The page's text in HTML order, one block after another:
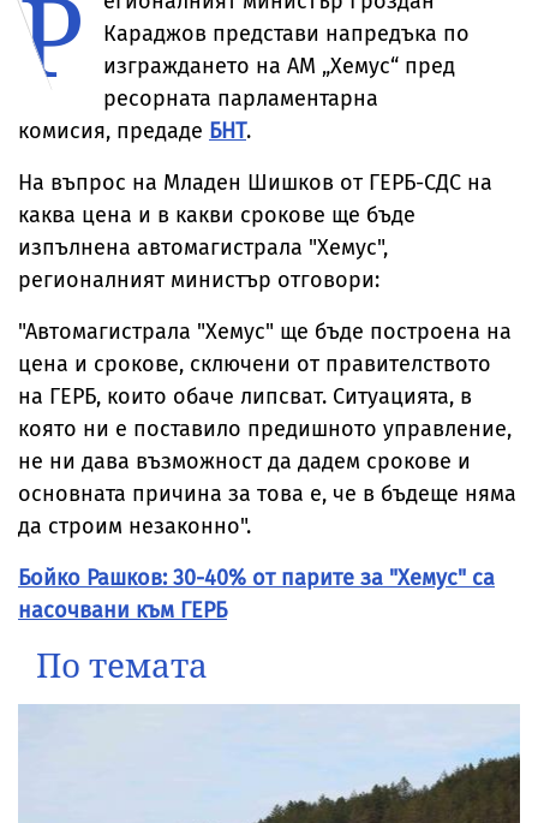
събота
Р
Караджов представи напредъка по
изграждането на АМ „Хемус“ пред
ресорната парламентарна
комисия, предаде БНТ.
На въпрос на Младен Шишков от ГЕРБ-СДС на
каква цена и в какви срокове ще бъде
изпълнена автомагистрала "Хемус",
регионалният министър отговори:
"Автомагистрала "Хемус" ще бъде построена на
цена и срокове, сключени от правителството
на ГЕРБ, които обаче липсват. Ситуацията, в
която ни е поставило предишното управление,
не ни дава възможност да дадем срокове и
основната причина за това е, че в бъдеще няма
да строим незаконно".
Бойко Рашков: 30-40% от парите за "Хемус" са
насочвани към ГЕРБ
По темата